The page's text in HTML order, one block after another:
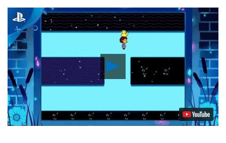
Riproduci
video